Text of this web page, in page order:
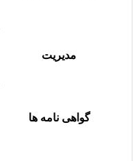
مدیریت
گواهی نامه ها